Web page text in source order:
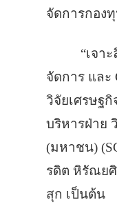
จัดการกอง
“เจา
จัดการ และ
วิจัยเศรษฐ
บริหารฝ่าย
(มหาชน)
รดิต หิรัณยศิ
สุก เป็นต้น